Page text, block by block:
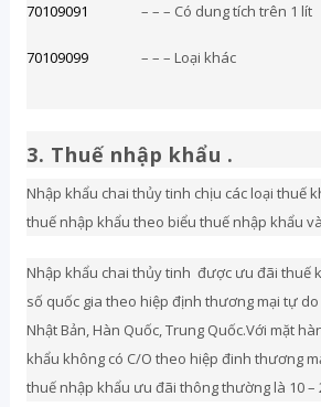
70109091 – – – Có dung tích trên 1 lít
70109099 – – – Loại khác
3. Thuế nhập khẩu .
Nhập khẩu chai thủy tinh chịu các loại thuế
thuế nhập khẩu theo biểu thuế nhập khẩu
Nhập khẩu chai thủy tinh được ưu đãi thuế
số quốc gia theo hiệp định thương mại tự
Nhật Bản, Hàn Quốc, Trung Quốc.Với mặt
khẩu không có C/O theo hiệp đinh thương
thuế nhập khẩu ưu đãi thông thường là 10 –